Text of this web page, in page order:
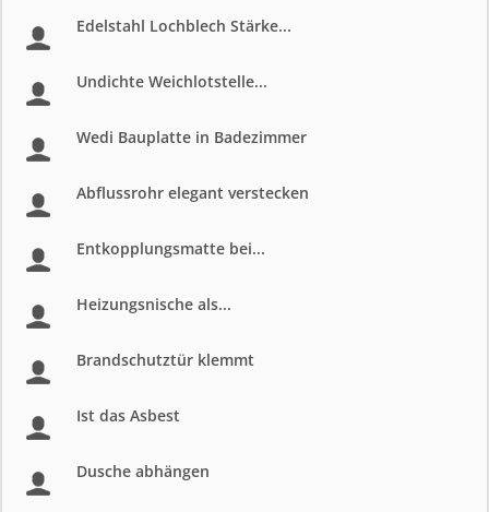
Edelstahl Lochblech Stärke...
Undichte Weichlotstelle...
Wedi Bauplatte in Badezimmer
Abflussrohr elegant verstecken
Entkopplungsmatte bei...
Heizungsnische als...
Brandschutztür klemmt
Ist das Asbest
Dusche abhängen